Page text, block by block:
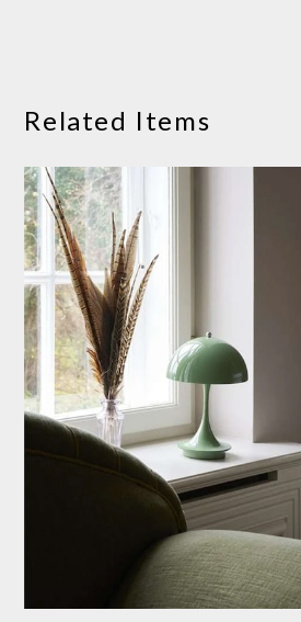
Related Items